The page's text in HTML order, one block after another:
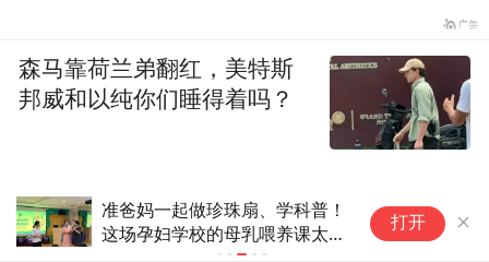
准爸妈一起做珍珠扇、学科普！
这场孕妇学校的母乳喂养课太治
打开
森马靠荷兰弟翻红，美特斯
邦威和以纯你们睡得着吗？